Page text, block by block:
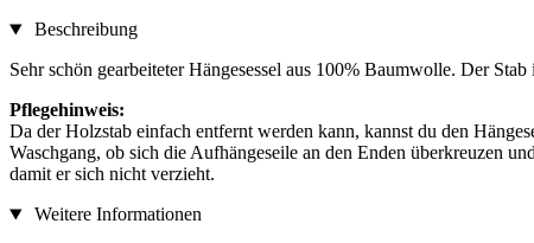
Beschreibung
Sehr schön gearbeiteter Hängesessel aus 100% Baumwolle. Der
Pflegehinweis:
Da der Holzstab einfach entfernt werden kann, kannst du den
Waschgang, ob sich die Aufhängeseile an den Enden überkreuzen
damit er sich nicht verzieht.
Weitere Informationen